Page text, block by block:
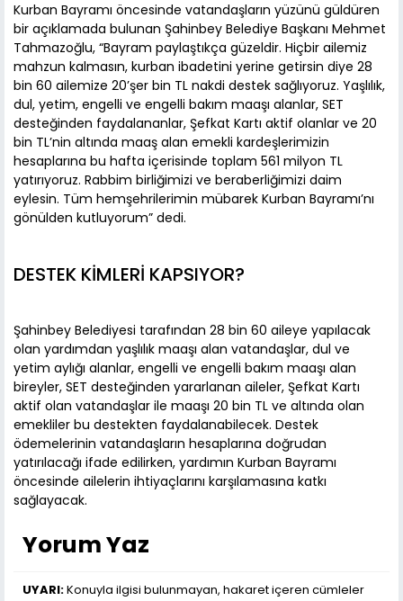
Kurban Bayramı öncesinde vatandaşların yüzünü güldüren
bir açıklamada bulunan Şahinbey Belediye Başkanı Mehmet
Tahmazoğlu, “Bayram paylaştıkça güzeldir. Hiçbir ailemiz
mahzun kalmasın, kurban ibadetini yerine getirsin diye 28
bin 60 ailemize 20’şer bin TL nakdi destek sağlıyoruz. Yaşlılık,
dul, yetim, engelli ve engelli bakım maaşı alanlar, SET
desteğinden faydalananlar, Şefkat Kartı aktif olanlar ve 20
bin TL’nin altında maaş alan emekli kardeşlerimizin
hesaplarına bu hafta içerisinde toplam 561 milyon TL
yatırıyoruz. Rabbim birliğimizi ve beraberliğimizi daim
eylesin. Tüm hemşehrilerimin mübarek Kurban Bayramı’nı
gönülden kutluyorum” dedi.
DESTEK KİMLERİ KAPSIYOR?
Şahinbey Belediyesi tarafından 28 bin 60 aileye yapılacak
olan yardımdan yaşlılık maaşı alan vatandaşlar, dul ve
yetim aylığı alanlar, engelli ve engelli bakım maaşı alan
bireyler, SET desteğinden yararlanan aileler, Şefkat Kartı
aktif olan vatandaşlar ile maaşı 20 bin TL ve altında olan
emekliler bu destekten faydalanabilecek. Destek
ödemelerinin vatandaşların hesaplarına doğrudan
yatırılacağı ifade edilirken, yardımın Kurban Bayramı
öncesinde ailelerin ihtiyaçlarını karşılamasına katkı
sağlayacak.
Yorum Yaz
UYARI:Konuyla ilgisi bulunmayan, hakaret içeren cümleler